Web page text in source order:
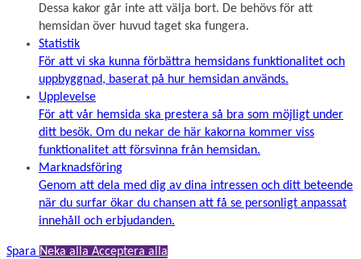
Dessa kakor går inte att välja bort. De behövs för att
hemsidan över huvud taget ska fungera.
Statistik
För att vi ska kunna förbättra hemsidans funktionalitet och
uppbyggnad, baserat på hur hemsidan används.
Upplevelse
För att vår hemsida ska prestera så bra som möjligt under
ditt besök. Om du nekar de här kakorna kommer viss
funktionalitet att försvinna från hemsidan.
Marknadsföring
Genom att dela med dig av dina intressen och ditt beteende
när du surfar ökar du chansen att få se personligt anpassat
innehåll och erbjudanden.
Spara Neka alla Acceptera alla